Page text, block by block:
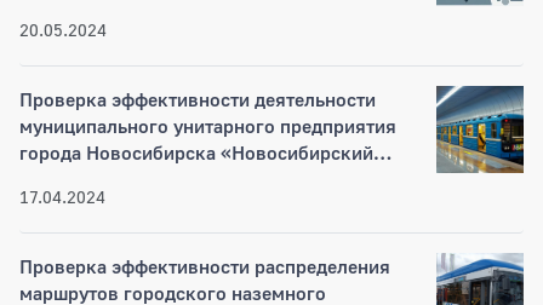
помещений в многоквартирных жилых
домах города Новосибирска за 2022-2023
годы
20.05.2024
Проверка эффективности деятельности
муниципального унитарного предприятия
города Новосибирска «Новосибирский
подвижного состава за 2021-2022 годы
17.04.2024
Проверка эффективности распределения
маршрутов городского наземного